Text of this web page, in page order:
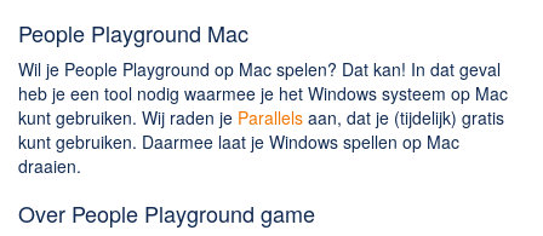
People Playground Mac
Wil je People Playground op Mac spelen? Dat kan! In dat geval
heb je een tool nodig waarmee je het Windows systeem op Mac
kunt gebruiken. Wij raden je Parallels aan, dat je (tijdelijk) gratis
kunt gebruiken. Daarmee laat je Windows spellen op Mac
draaien.
Over People Playground game